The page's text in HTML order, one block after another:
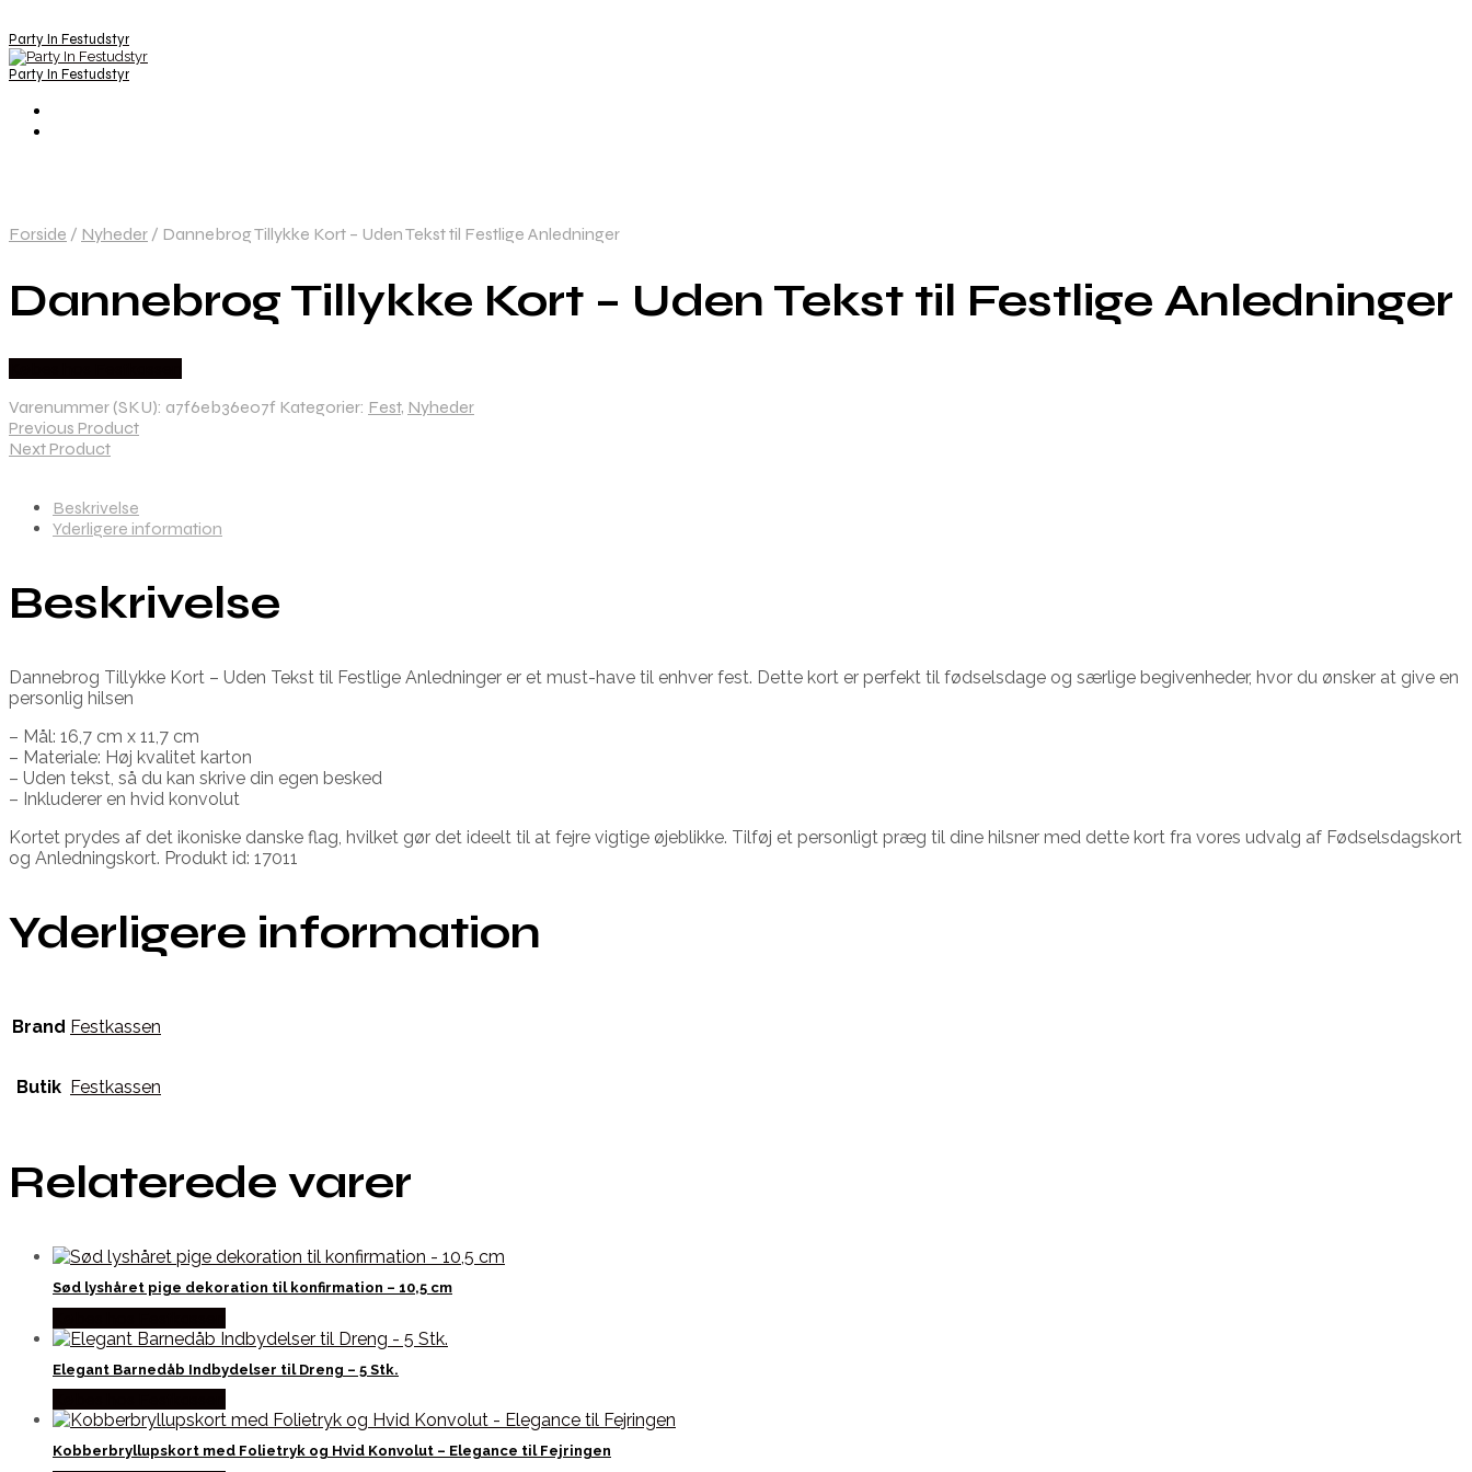
Party In Festudstyr
Party In Festudstyr
Forside / Nyheder / Dannebrog Tillykke Kort – Uden Tekst til Festlige Anledninger
Dannebrog Tillykke Kort – Uden Tekst til Festlige Anledninger
Varenummer (SKU): a7f6eb36e07f Kategorier: Fest, Nyheder
Previous Product
Next Product
Beskrivelse
Yderligere information
Beskrivelse
Dannebrog Tillykke Kort – Uden Tekst til Festlige Anledninger er et must-have til enhver fest. Dette kort er perfekt til fødselsdage og særlige begivenheder, hvor du ønsker at give en
personlig hilsen
– Mål: 16,7 cm x 11,7 cm
– Materiale: Høj kvalitet karton
– Uden tekst, så du kan skrive din egen besked
– Inkluderer en hvid konvolut
Kortet prydes af det ikoniske danske flag, hvilket gør det ideelt til at fejre vigtige øjeblikke. Tilføj et personligt præg til dine hilsner med dette kort fra vores udvalg af Fødselsdagskort
og Anledningskort. Produkt id: 17011
Yderligere information
Brand Festkassen
Butik Festkassen
Relaterede varer
Sød lyshåret pige dekoration til konfirmation – 10,5 cm
Elegant Barnedåb Indbydelser til Dreng – 5 Stk.
Kobberbryllupskort med Folietryk og Hvid Konvolut – Elegance til Fejringen